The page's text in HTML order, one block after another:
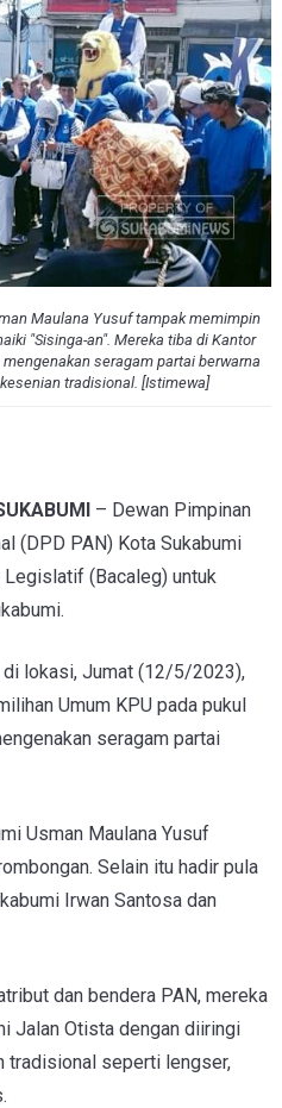
Maulana Yusuf tampak memimpin
"Sisinga-an". Mereka tiba di Kantor
mengenakan seragam partai berwarna
tradisional. [Istimewa]
– Dewan Pimpinan
(DPD PAN) Kota Sukabumi
Legislatif (Bacaleg) untuk
di lokasi, Jumat (12/5/2023),
Umum KPU pada pukul
seragam partai
Usman Maulana Yusuf
Selain itu hadir pula
Irwan Santosa dan
dan bendera PAN, mereka
Jalan Otista dengan diiringi
tradisional seperti lengser,